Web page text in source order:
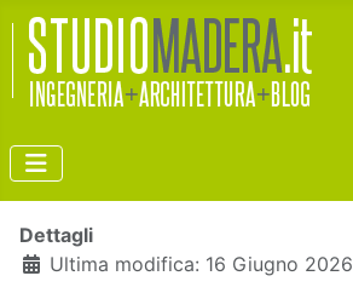
Dettagli
Ultima modifica: 16 Giugno 2026